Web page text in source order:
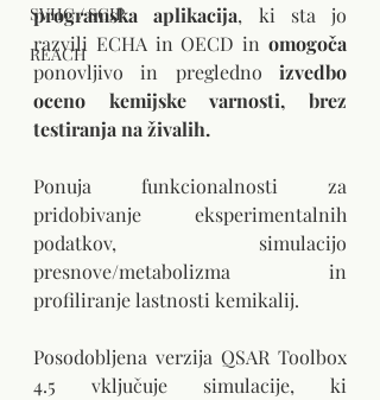
SVHC / SCIP
REACH
programska aplikacija, ki sta jo
razvili ECHA in OECD in omogoča
ponovljivo in pregledno izvedbo
oceno kemijske varnosti, brez
testiranja na živalih.
Ponuja funkcionalnosti za
pridobivanje eksperimentalnih
podatkov, simulacijo
presnove/metabolizma in
profiliranje lastnosti kemikalij.
Posodobljena verzija QSAR Toolbox
4.5 vključuje simulacije, ki